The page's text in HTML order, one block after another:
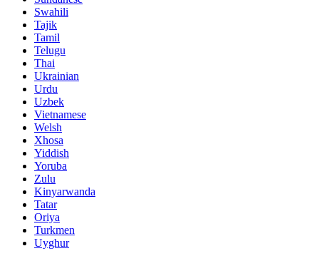
Swahili
Tajik
Tamil
Telugu
Thai
Ukrainian
Urdu
Uzbek
Vietnamese
Welsh
Xhosa
Yiddish
Yoruba
Zulu
Kinyarwanda
Tatar
Oriya
Turkmen
Uyghur